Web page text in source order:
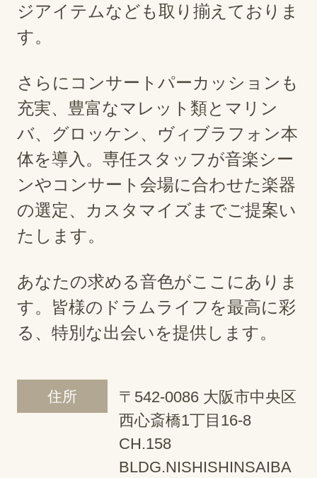
ジアイテムなども取り揃えておりま
す。
さらにコンサートパーカッションも
充実、豊富なマレット類とマリン
バ、グロッケン、ヴィブラフォン本
体を導入。専任スタッフが音楽シー
ンやコンサート会場に合わせた楽器
の選定、カスタマイズまでご提案い
たします。
あなたの求める音色がここにありま
す。皆様のドラムライフを最高に彩
る、特別な出会いを提供します。
住所
〒542-0086 大阪市中央区
西心斎橋1丁目16-8
CH.158
BLDG.NISHISHINSAIBA